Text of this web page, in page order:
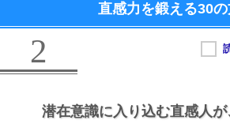
直感力を鍛える30
2
潜在意識に入り込む直感人が